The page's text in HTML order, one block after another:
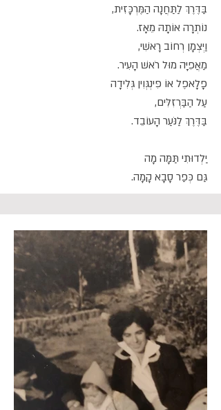
בַּדֶּרֶךְ לַתַּחֲנָה הַמֶּרְכָּזִית,
נוֹתְרָה אוֹתָהּ מֵאָז.
וַיְצְמָן רְחוֹב רָאשִׁי,
מַאֲפִיָּה מוּל רֹאשׁ הָעִיר.
פָלָאפֶל אוֹ פִּינְגְּוִין גְּלִידָה
עַל הַבַּרְזִלִּים,
בַּדֶּרֶךְ לַנֹּעַר הָעוֹבֵד.
יַלְדוּתִי תַּמָּה מָה
גַּם כְּפַר סָבָא קָמָה.